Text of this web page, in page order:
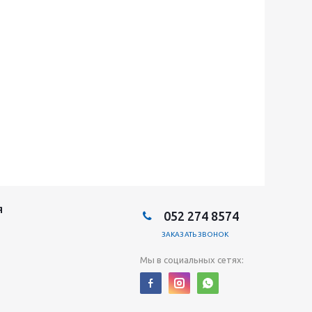
052 274 8574
ЗАКАЗАТЬ ЗВОНОК
Мы в социальных сетях: